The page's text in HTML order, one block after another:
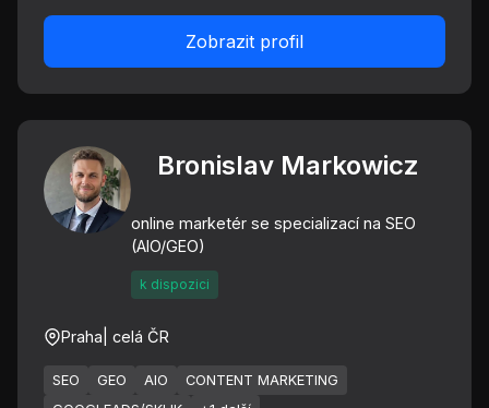
Zobrazit profil
Bronislav Markowicz
online marketér se specializací na SEO
(AIO/GEO)
k dispozici
Praha | celá ČR
SEO GEO AIO
CONTENT MARKETING